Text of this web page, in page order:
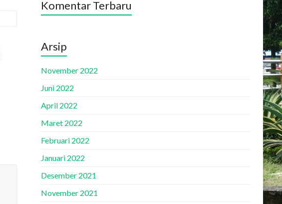
Komentar Terbaru
Arsip
November 2022
Juni 2022
April 2022
Maret 2022
Februari 2022
Januari 2022
Desember 2021
November 2021